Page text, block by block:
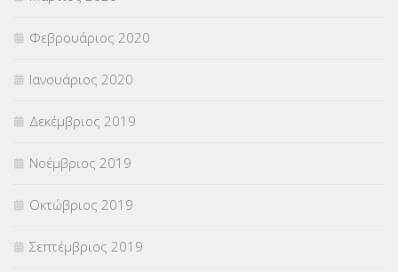
Φεβρουάριος 2020
Ιανουάριος 2020
Δεκέμβριος 2019
Νοέμβριος 2019
Οκτώβριος 2019
Σεπτέμβριος 2019